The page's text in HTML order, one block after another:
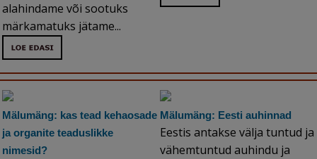
alahindame või sootuks
märkamatuks jätame...
Mälumäng: kas tead kehaosade
ja organite teaduslikke
nimesid?
Mälumäng: Eesti auhinnad
Eestis antakse välja tuntud ja
vähemtuntud auhindu ja